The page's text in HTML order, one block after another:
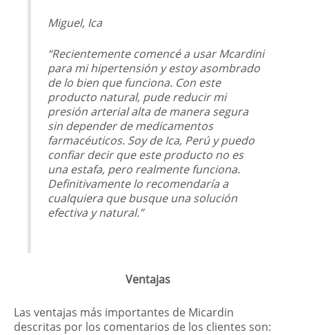
Miguel, Ica
“Recientemente comencé a usar Mcardini
para mi hipertensión y estoy asombrado
de lo bien que funciona. Con este
producto natural, pude reducir mi
presión arterial alta de manera segura
sin depender de medicamentos
farmacéuticos. Soy de Ica, Perú y puedo
confiar decir que este producto no es
una estafa, pero realmente funciona.
Definitivamente lo recomendaría a
cualquiera que busque una solución
efectiva y natural.”
Ventajas
Las ventajas más importantes de Micardin
descritas por los comentarios de los clientes son: